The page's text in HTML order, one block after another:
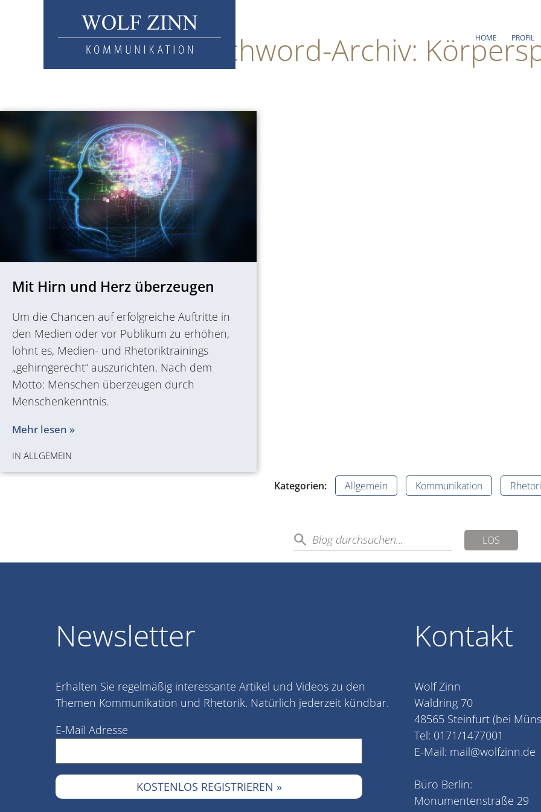
HOME PROFIL
Stichword-Archiv:
Mit Hirn und Herz überzeugen
Um die Chancen auf erfolgreiche Auftritte in
den Medien oder vor Publikum zu erhöhen,
lohnt es, Medien- und Rhetoriktrainings
„gehirngerecht“ auszurichten. Nach dem
Motto: Menschen überzeugen durch
Menschenkenntnis.
Mehr lesen »
IN ALLGEMEIN
Kategorien: Allgemein Kommunikation
LOS
Newsletter
Erhalten Sie regelmäßig interessante Artikel und Videos zu den
Themen Kommunikation und Rhetorik. Natürlich jederzeit kündbar.
E-Mail Adresse
Kontakt
Wolf Zinn
Waldring 70
48565 Steinfurt (bei
Tel: 0171/1477001
E-Mail: mail@wolfzinn.de
Büro Berlin:
Monumentenstraße 29